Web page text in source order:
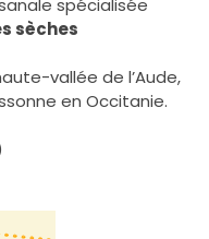
sèches
vallée de l’Aude,
en Occitanie.